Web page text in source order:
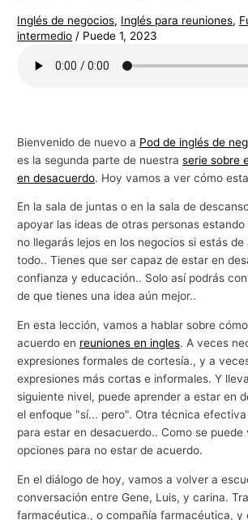
Inglés de negocios, Inglés para reuniones,
intermedio / Puede 1, 2023
Bienvenido de nuevo a Pod de inglés de
es la segunda parte de nuestraserie sobre
en desacuerdo. Hoy vamos a ver cómo
En la sala de juntas o en la sala de
apoyar las ideas de otras personas
no llegarás lejos en los negocios si estás
todo.. Tienes que ser capaz de estar en
confianza y educación.. Solo así podrás
de que tienes una idea aún mejor..
En esta lección, vamos a hablar sobre
acuerdo en reuniones en ingles. A veces
expresiones formales de cortesía., y a
expresiones más cortas e informales. Y
siguiente nivel, puede aprender a estar en
el enfoque "sí... pero". Otra técnica
para estar en desacuerdo.. Como se
opciones para no estar de acuerdo.
En el diálogo de hoy, vamos a volver a
conversación entre Gene, Luis, y carina.
farmacéutica., o compañía farmacéutica, y